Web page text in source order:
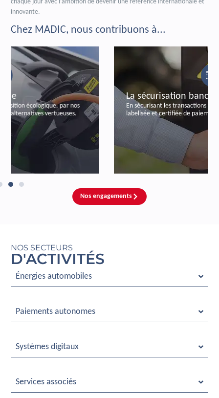
chaque jour avec l’ambition de devenir une référence internationale et
innovante.
Chez MADIC, nous contribuons à...
La sécurisation bancaire
En sécurisant les transactions bancaires, par notre offre
labelisée et certifiée de paiements autonomes.
Nos engagements
NOS SECTEURS
D'ACTIVITÉS
Énergies automobiles
Paiements autonomes
Systèmes digitaux
Services associés